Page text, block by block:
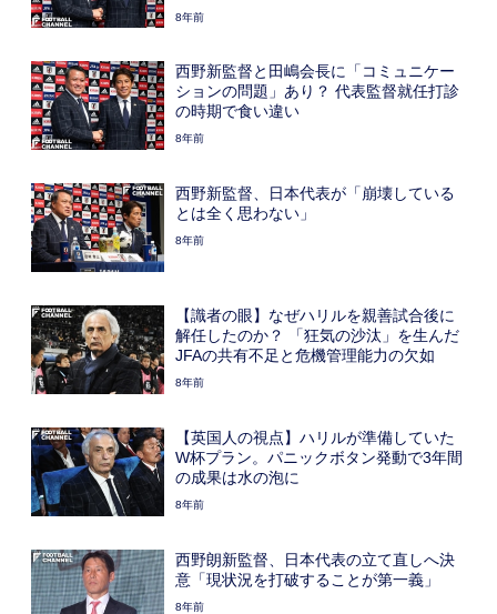
8年前
西野新監督と田嶋会長に「コミュニケー
ションの問題」あり？ 代表監督就任打診
の時期で食い違い
8年前
西野新監督、日本代表が「崩壊している
とは全く思わない」
8年前
【識者の眼】なぜハリルを親善試合後に
解任したのか？ 「狂気の沙汰」を生んだ
JFAの共有不足と危機管理能力の欠如
8年前
【英国人の視点】ハリルが準備していた
W杯プラン。パニックボタン発動で3年間
の成果は水の泡に
8年前
西野朗新監督、日本代表の立て直しへ決
意「現状況を打破することが第一義」
8年前